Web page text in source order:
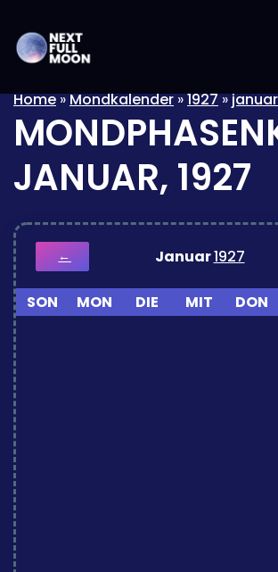
Home»Mondkalender»1927»januar
JANUAR, 1927
← Januar1927
SON MON DIE MIT DON